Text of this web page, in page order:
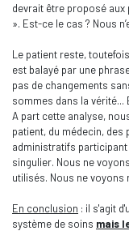
devrait être proposé
». Est-ce le cas ? Nous
Le patient reste,
est balayé par une
pas de changements
sommes dans la
A part cette analyse,
patient, du médecin,
administratifs participant
singulier. Nous ne
utilisés. Nous ne voyons
En conclusion : il s'agit
système de soins mais